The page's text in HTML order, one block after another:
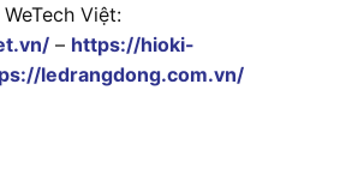
Việt:
– https://hioki-
ledrangdong.com.vn/